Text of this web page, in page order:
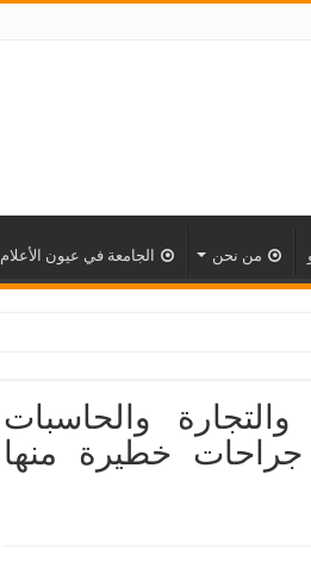
من نحن الجامعة في عيون الأعلام
والتجارة والحاسبات
جراحات خطيرة منها